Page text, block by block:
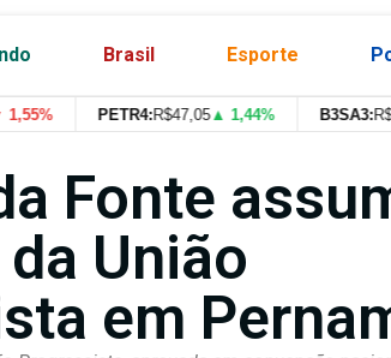
Brasil Esporte
PETR4:R$47,05▲ 1,44% B3SA3:R$----
Fonte
União
em